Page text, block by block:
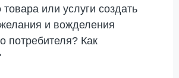
или услуги создать
и вожделения
потребителя? Как